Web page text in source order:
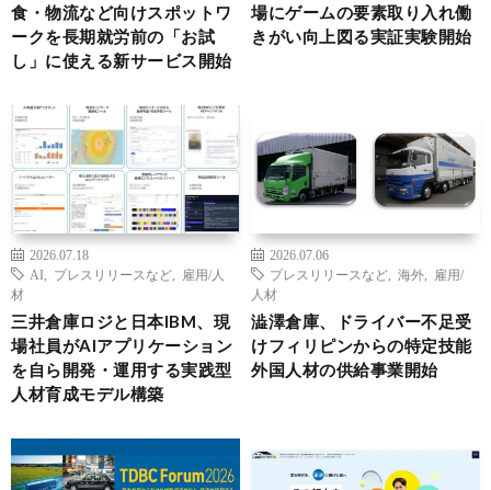
食・物流など向けスポットワ
ークを長期就労前の「お試
し」に使える新サービス開始
場にゲームの要素取り入れ働
きがい向上図る実証実験開始
2026.07.18
AI
プレスリリースなど
雇用/人
材
三井倉庫ロジと日本IBM、現
場社員がAIアプリケーション
を自ら開発・運用する実践型
人材育成モデル構築
2026.07.06
プレスリリースなど
海外
雇用/
人材
澁澤倉庫、ドライバー不足受
けフィリピンからの特定技能
外国人材の供給事業開始